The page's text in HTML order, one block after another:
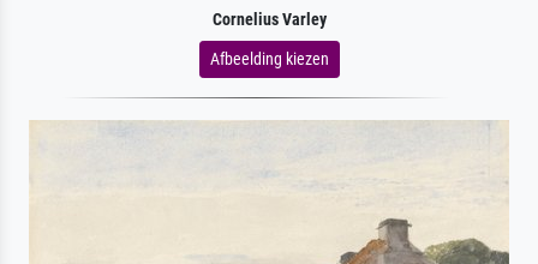
Cornelius Varley
Afbeelding kiezen